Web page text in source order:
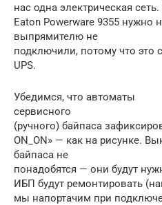
нас одна электрическая
Eaton Powerware 9355 нужно
выпрямителю не
подключили, потому что это
UPS.
Убедимся, что автоматы
сервисного
(ручного) байпаса
ON_ON» — как на рисунке.
байпаса не
понадобятся — они будут
ИБП будут ремонтировать
мы напортачим при